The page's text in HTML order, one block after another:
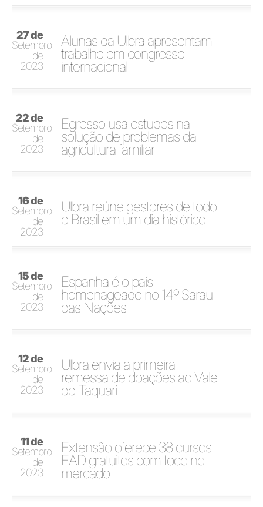
27 de
Setembro
de
2023
Alunas da Ulbra apresentam
trabalho em congresso
internacional
22 de
Setembro
de
2023
Egresso usa estudos na
solução de problemas da
agricultura familiar
16 de
Setembro
de
2023
Ulbra reúne gestores de todo
o Brasil em um dia histórico
15 de
Setembro
de
2023
Espanha é o país
homenageado no 14º Sarau
das Nações
12 de
Setembro
de
2023
Ulbra envia a primeira
remessa de doações ao Vale
do Taquari
11 de
Setembro
de
2023
Extensão oferece 38 cursos
EAD gratuitos com foco no
mercado